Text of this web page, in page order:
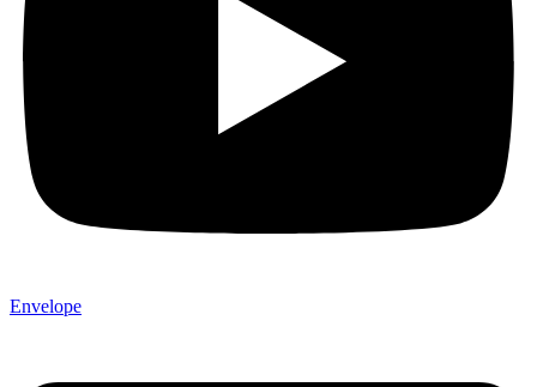
Envelope